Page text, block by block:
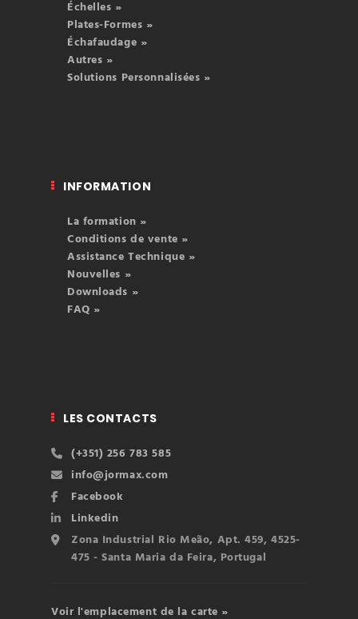
Échelles »
Plates-Formes »
Échafaudage »
Autres »
Solutions Personnalisées »
INFORMATION
La formation »
Conditions de vente »
Assistance Technique »
Nouvelles »
Downloads »
FAQ »
LES CONTACTS
(+351) 256 783 585
info@jormax.com
Facebook
Linkedin
Zona Industrial Rio Meão, Apt. 459, 4525-
475 - Santa Maria da Feira, Portugal
Voir l'emplacement de la carte »